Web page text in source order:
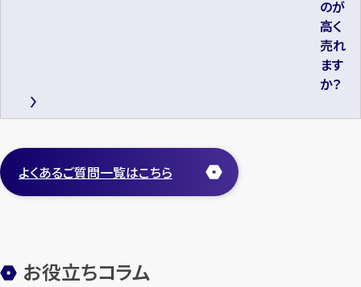
のが
高く
売れ
ます
か？
よくあるご質問一覧はこちら
お役立ちコラム